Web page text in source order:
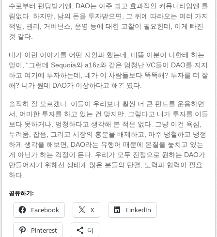
수로부터 펀딩받기엔, DAO는 아주 쉽고 효과적인 커뮤니티임엔 틀
림없다. 하지만, 남의 돈을 투자받으면, 그 뒤에 따라오는 여러 가지
책임, 권리, 거버넌스, 운영 등에 대한 고찰이 필요한데, 이게 빠진
것 같다.
내가 이런 이야기를 어떤 지인과 했는데, 대뜸 이분이 나한테 하는
말이, “그런데 Sequoia와 a16z와 같은 엄청난 VC들이 DAO를 지지
하고 여기에 투자하는데, 네가 이 사람들보다 똑똑해? 투자를 더 잘
해? 니가 뭔데 DAO가 이상하다고 해?” 였다.
솔직히 잘 모르겠다. 이들이 우리보다 훨씬 더 큰 펀드를 운용하면
서, 어마한 투자를 하고 있는 건 맞지만, 그렇다고 내가 투자를 이들
보다 못하거나, 멍청하다고 생각해 본 적은 없다. 그냥 이건 욕심,
두려움, 잡음, 그리고 시장의 흥분을 배제하고, 아주 냉철하고 냉정
하게 생각을 해보면, DAO라는 유행어 때문에 본질을 놓치고 있는
게 아닌가 하는 걱정이 든다. 우리가 모두 진정으로 원하는 DAO가
만들어지기 위해선 생태계 많은 분들의 단결, 노력과 협력이 필요
하다.
공유하기:
Facebook X LinkedIn
Pinterest 더